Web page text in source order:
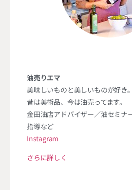
油売りエマ
美味しいものと美しいものが好き。
昔は美術品、今は油売ってます。
金田油店アドバイザー／油セミナ
指導など
Instagram
さらに詳しく